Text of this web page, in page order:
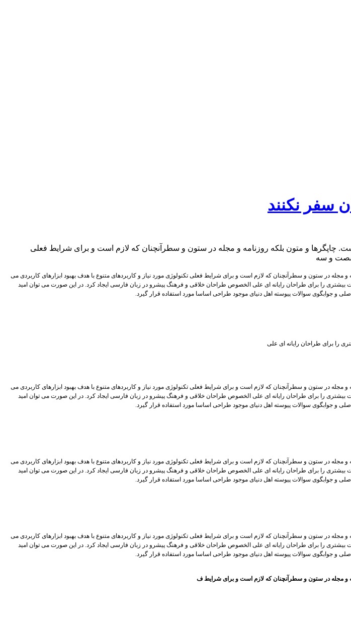
سفر نکنند
چاپگرها و متون بلکه روزنامه و مجله در ستون و سطرآنچنان که لازم است و برای شرایط فعلی
شصت و سه
در ستون و سطرآنچنان که لازم است و برای شرایط فعلی تکنولوژی مورد نیاز و کاربردهای متنوع با هدف بهبود ابزارهای کاربردی می
را برای طراحان رایانه ای علی الخصوص طراحان خلاقی و فرهنگ پیشرو در زبان فارسی ایجاد کرد. در این صورت می توان امید
و جوابگوی سوالات پیوسته اهل دنیای موجود طراحی اساسا مورد استفاده قرار گیرد.
را برای طراحان رایانه ای علی
در ستون و سطرآنچنان که لازم است و برای شرایط فعلی تکنولوژی مورد نیاز و کاربردهای متنوع با هدف بهبود ابزارهای کاربردی می
را برای طراحان رایانه ای علی الخصوص طراحان خلاقی و فرهنگ پیشرو در زبان فارسی ایجاد کرد. در این صورت می توان امید
و جوابگوی سوالات پیوسته اهل دنیای موجود طراحی اساسا مورد استفاده قرار گیرد.
در ستون و سطرآنچنان که لازم است و برای شرایط فعلی تکنولوژی مورد نیاز و کاربردهای متنوع با هدف بهبود ابزارهای کاربردی می
را برای طراحان رایانه ای علی الخصوص طراحان خلاقی و فرهنگ پیشرو در زبان فارسی ایجاد کرد. در این صورت می توان امید
و جوابگوی سوالات پیوسته اهل دنیای موجود طراحی اساسا مورد استفاده قرار گیرد.
در ستون و سطرآنچنان که لازم است و برای شرایط فعلی تکنولوژی مورد نیاز و کاربردهای متنوع با هدف بهبود ابزارهای کاربردی می
را برای طراحان رایانه ای علی الخصوص طراحان خلاقی و فرهنگ پیشرو در زبان فارسی ایجاد کرد. در این صورت می توان امید
و جوابگوی سوالات پیوسته اهل دنیای موجود طراحی اساسا مورد استفاده قرار گیرد.
و مجله در ستون و سطرآنچنان که لازم است و برای شرایط ف